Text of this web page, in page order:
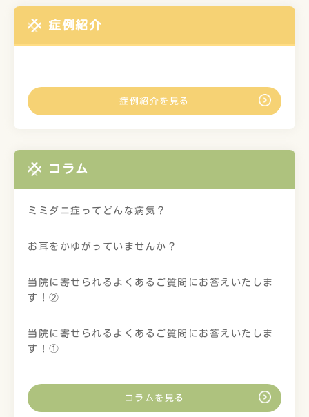
症例紹介
症例紹介を見る
コラム
ミミダニ症ってどんな病気？
お耳をかゆがっていませんか？
当院に寄せられるよくあるご質問にお答えいたしま
す！②
当院に寄せられるよくあるご質問にお答えいたしま
す！①
コラムを見る